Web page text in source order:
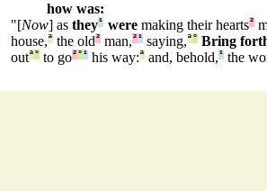
how was:
"[Now] asthey¹ weremaking their hearts²
house,ª the old² man,²¹ saying,ª° Bring
outª° to go²°¹ his way:ª and, behold,¹ the